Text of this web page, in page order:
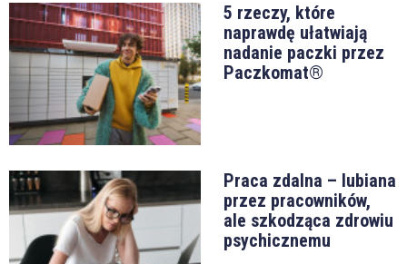
5 rzeczy, które
naprawdę ułatwiają
nadanie paczki przez
Paczkomat®
Praca zdalna – lubiana
przez pracowników,
ale szkodząca zdrowiu
psychicznemu